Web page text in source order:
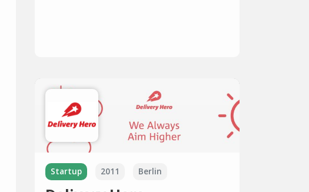
Startup 2011 Berlin